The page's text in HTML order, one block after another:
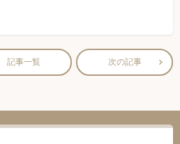
記事一覧 次の記事